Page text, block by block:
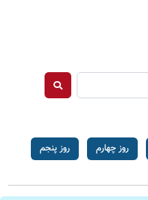
روز چهارم روز پنجم